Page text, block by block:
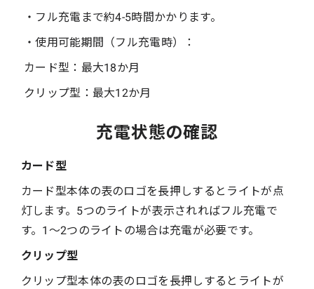
・フル充電まで約4-5時間かかります。
・使用可能期間（フル充電時）：
カード型：最大18か月
クリップ型：最大12か月
充電状態の確認
カード型
カード型本体の表のロゴを長押しするとライトが点
灯します。5つのライトが表示されればフル充電で
す。1～2つのライトの場合は充電が必要です。
クリップ型
クリップ型本体の表のロゴを長押しするとライトが